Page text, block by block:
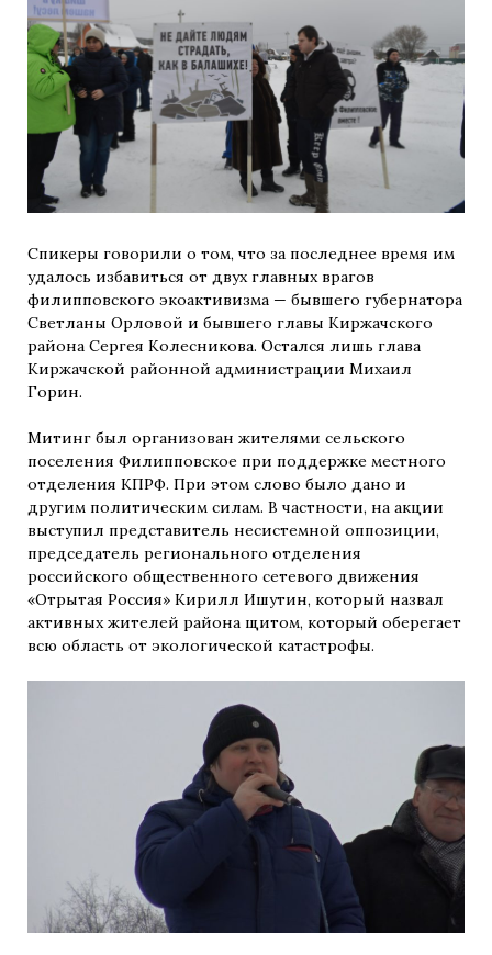
Спикеры говорили о том, что за последнее время им
удалось избавиться от двух главных врагов
филипповского экоактивизма — бывшего губернатора
Светланы Орловой и бывшего главы Киржачского
района Сергея Колесникова. Остался лишь глава
Киржачской районной администрации Михаил
Горин.
Митинг был организован жителями сельского
поселения Филипповское при поддержке местного
отделения КПРФ. При этом слово было дано и
другим политическим силам. В частности, на акции
выступил представитель несистемной оппозиции,
председатель регионального отделения
российского общественного сетевого движения
«Отрытая Россия» Кирилл Ишутин, который назвал
активных жителей района щитом, который оберегает
всю область от экологической катастрофы.